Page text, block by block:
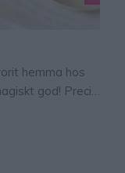
hemma hos
god! Precis
passar